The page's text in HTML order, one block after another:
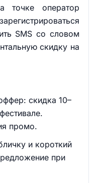
точке оператор
SMS со словом
скидку на
скидка 10–
промо.
и короткий
при